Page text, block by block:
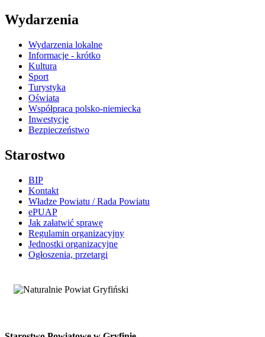
Wydarzenia
Wydarzenia lokalne
Informacje - krótko
Kultura
Sport
Turystyka
Oświata
Współpraca polsko-niemiecka
Inwestycje
Bezpieczeństwo
Starostwo
BIP
Kontakt
Władze Powiatu / Rada Powiatu
ePUAP
Jak załatwić sprawę
Regulamin organizacyjny
Jednostki organizacyjne
Ogłoszenia, przetargi